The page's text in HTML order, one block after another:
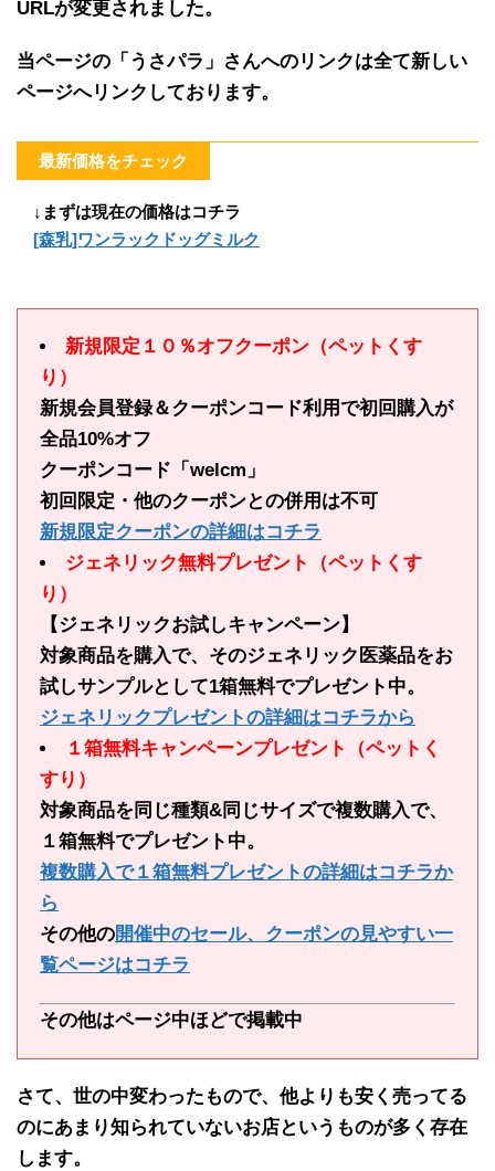
URLが変更されました。
当ページの「うさパラ」さんへのリンクは全て新しい
ページへリンクしております。
最新価格をチェック
↓まずは現在の価格はコチラ
[森乳]ワンラックドッグミルク
新規限定１０％オフクーポン（ペットくす
り）
新規会員登録＆クーポンコード利用で初回購入が
全品10%オフ
クーポンコード「welcm」
初回限定・他のクーポンとの併用は不可
新規限定クーポンの詳細はコチラ
ジェネリック無料プレゼント（ペットくす
り）
【ジェネリックお試しキャンペーン】
対象商品を購入で、そのジェネリック医薬品をお
試しサンプルとして1箱無料でプレゼント中。
ジェネリックプレゼントの詳細はコチラから
１箱無料キャンペーンプレゼント（ペットく
すり）
対象商品を同じ種類&同じサイズで複数購入で、
１箱無料でプレゼント中。
複数購入で１箱無料プレゼントの詳細はコチラか
ら
その他の開催中のセール、クーポンの見やすい一
覧ページはコチラ
その他はページ中ほどで掲載中
さて、世の中変わったもので、 他よりも安く売ってる
のにあまり知られていないお店というものが多く存在
します。